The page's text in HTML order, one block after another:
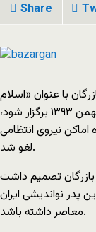
Share
با عنوان «اسلام
رحمت در برابر خشونت» که قرار بود امروز، دوم بهمن ۱۳۹۳ برگزار شود،
نیروی انتظامی
لغو شد.
تصمیم داشت
پدر نواندیشی ایران
معاصر داشته باشد.